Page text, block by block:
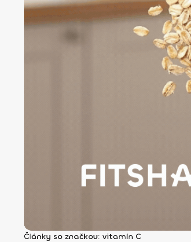
Články so značkou: vitamín C